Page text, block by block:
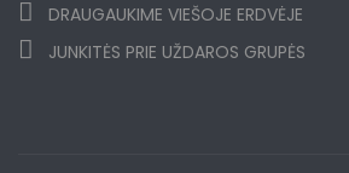
DRAUGAUKIME VIEŠOJE ERDVĖJE
JUNKITĖS PRIE UŽDAROS GRUPĖS